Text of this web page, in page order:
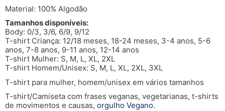
Material: 100% Algodão
Tamanhos disponíveis:
Body: 0/3, 3/6, 6/9, 9/12
T-shirt Criança: 12/18 meses, 18-24 meses, 3-4 anos, 5-6
anos, 7-8 anos, 9-11 anos, 12-14 anos
T-shirt Mulher: S, M, L, XL, 2XL
T-shirt Homem/Unisex: S, M, L, XL, 2XL, 3XL
T-shirt para mulher, homem/unisex em vários tamanhos
T-shirt/Camiseta com frases veganas, vegetarianas, t-shirts
de movimentos e causas, orgulho Vegano.